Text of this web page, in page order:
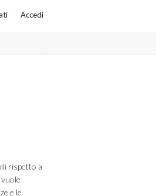
Accedi
rispetto a
e le